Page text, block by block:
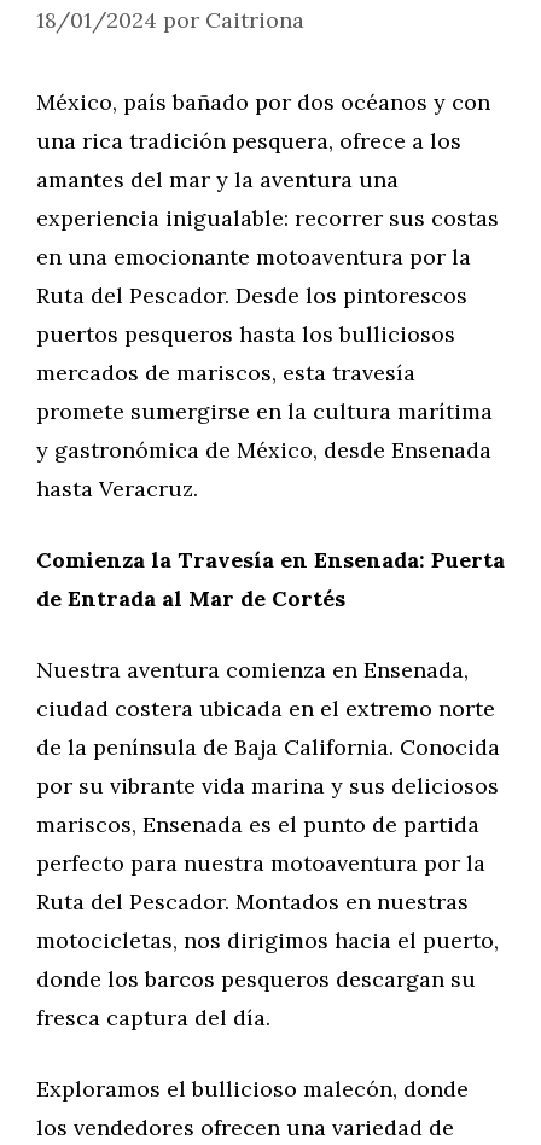
18/01/2024 por Caitriona
México, país bañado por dos océanos y con
una rica tradición pesquera, ofrece a los
amantes del mar y la aventura una
experiencia inigualable: recorrer sus costas
en una emocionante motoaventura por la
Ruta del Pescador. Desde los pintorescos
puertos pesqueros hasta los bulliciosos
mercados de mariscos, esta travesía
promete sumergirse en la cultura marítima
y gastronómica de México, desde Ensenada
hasta Veracruz.
Comienza la Travesía en Ensenada: Puerta
de Entrada al Mar de Cortés
Nuestra aventura comienza en Ensenada,
ciudad costera ubicada en el extremo norte
de la península de Baja California. Conocida
por su vibrante vida marina y sus deliciosos
mariscos, Ensenada es el punto de partida
perfecto para nuestra motoaventura por la
Ruta del Pescador. Montados en nuestras
motocicletas, nos dirigimos hacia el puerto,
donde los barcos pesqueros descargan su
fresca captura del día.
Exploramos el bullicioso malecón, donde
los vendedores ofrecen una variedad de